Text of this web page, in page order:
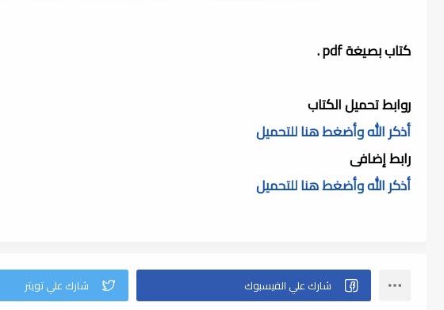
كتاب بصيغة pdf .
روابط تحميل الكتاب
أذكر الله وأضغط هنا للتحميل
رابط إضافى
أذكر الله وأضغط هنا للتحميل